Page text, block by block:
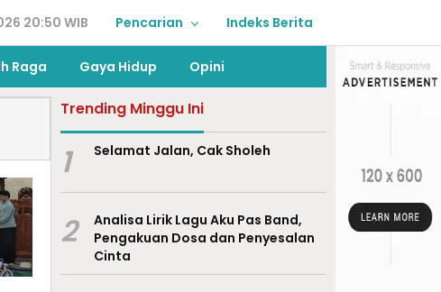
20:50 WIB Pencarian Indeks Berita
Raga Gaya Hidup Opini
Trending Minggu Ini
1 Selamat Jalan, Cak Sholeh
2
Analisa Lirik Lagu Aku Pas Band,
Pengakuan Dosa dan Penyesalan
Cinta